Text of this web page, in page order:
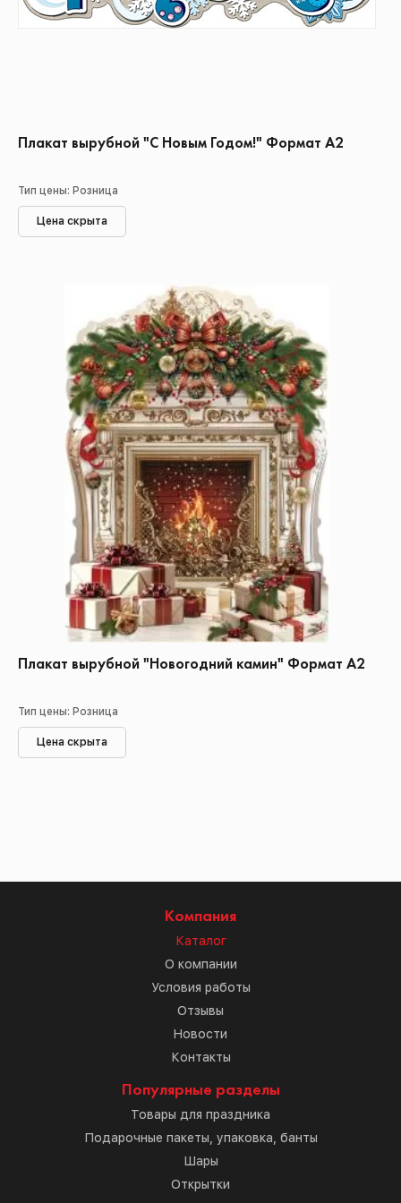
Плакат вырубной "С Новым Годом!" Формат А2
Тип цены: Розница
Цена скрыта
Плакат вырубной "Новогодний камин" Формат А2
Тип цены: Розница
Цена скрыта
Компания
Каталог
О компании
Условия работы
Отзывы
Новости
Контакты
Популярные разделы
Товары для праздника
Подарочные пакеты, упаковка, банты
Шары
Открытки